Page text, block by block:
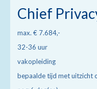
Chief
max. € 7.684,-
32-36 uur
vakopleiding
bepaalde tijd met uitzicht